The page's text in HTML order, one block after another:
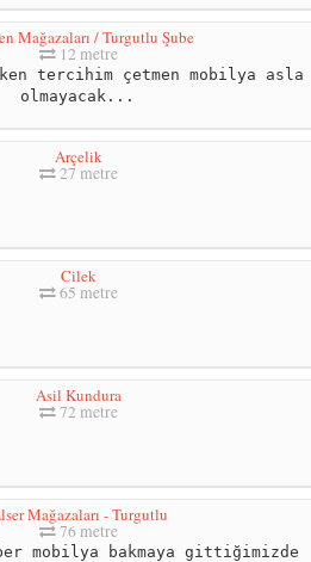
Mağazaları / Turgutlu Şube
12 metre
tercihim çetmen mobilya asla
olmayacak...
Arçelik
27 metre
Cilek
65 metre
Asil Kundura
72 metre
Mağazaları - Turgutlu
76 metre
mobilya bakmaya gittiğimizde